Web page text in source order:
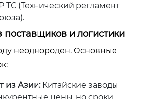
ТС (Технический регламент
поставщиков и логистики
неоднороден. Основные
из Азии:Китайские заводы
цены, но сроки